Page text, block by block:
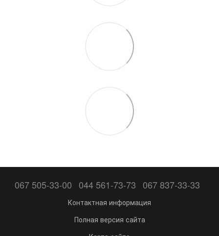
067 505-33-00 044 561-73-73 067 837-33-33
Контактная информация
Полная версия сайта